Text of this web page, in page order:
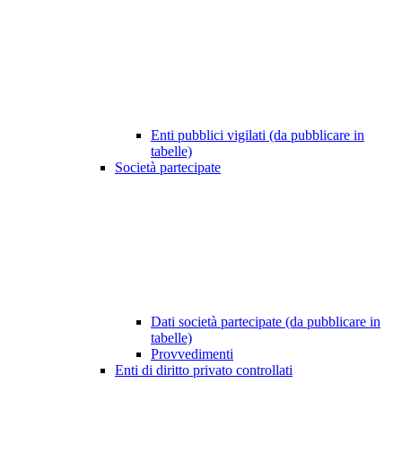
Enti pubblici vigilati (da pubblicare in
tabelle)
Società partecipate
Dati società partecipate (da pubblicare in
tabelle)
Provvedimenti
Enti di diritto privato controllati